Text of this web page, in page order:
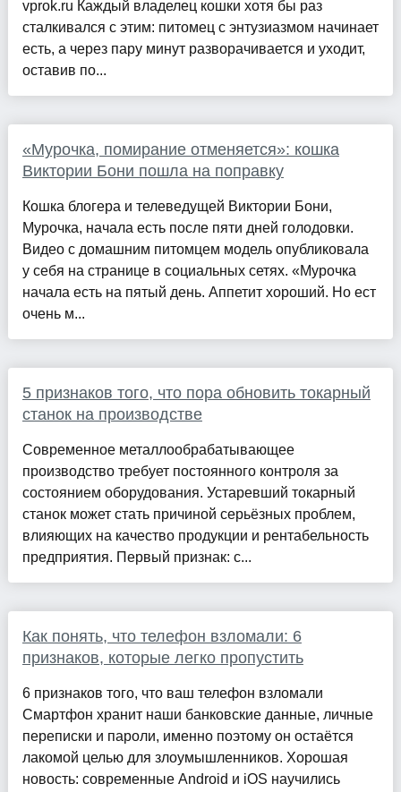
vprok.ru Каждый владелец кошки хотя бы раз
сталкивался с этим: питомец с энтузиазмом начинает
есть, а через пару минут разворачивается и уходит,
оставив по...
«Мурочка, помирание отменяется»: кошка
Виктории Бони пошла на поправку
Кошка блогера и телеведущей Виктории Бони,
Мурочка, начала есть после пяти дней голодовки.
Видео с домашним питомцем модель опубликовала
у себя на странице в социальных сетях. «Мурочка
начала есть на пятый день. Аппетит хороший. Но ест
очень м...
5 признаков того, что пора обновить токарный
станок на производстве
Современное металлообрабатывающее
производство требует постоянного контроля за
состоянием оборудования. Устаревший токарный
станок может стать причиной серьёзных проблем,
влияющих на качество продукции и рентабельность
предприятия. Первый признак: с...
Как понять, что телефон взломали: 6
признаков, которые легко пропустить
6 признаков того, что ваш телефон взломали
Смартфон хранит наши банковские данные, личные
переписки и пароли, именно поэтому он остаётся
лакомой целью для злоумышленников. Хорошая
новость: современные Android и iOS научились